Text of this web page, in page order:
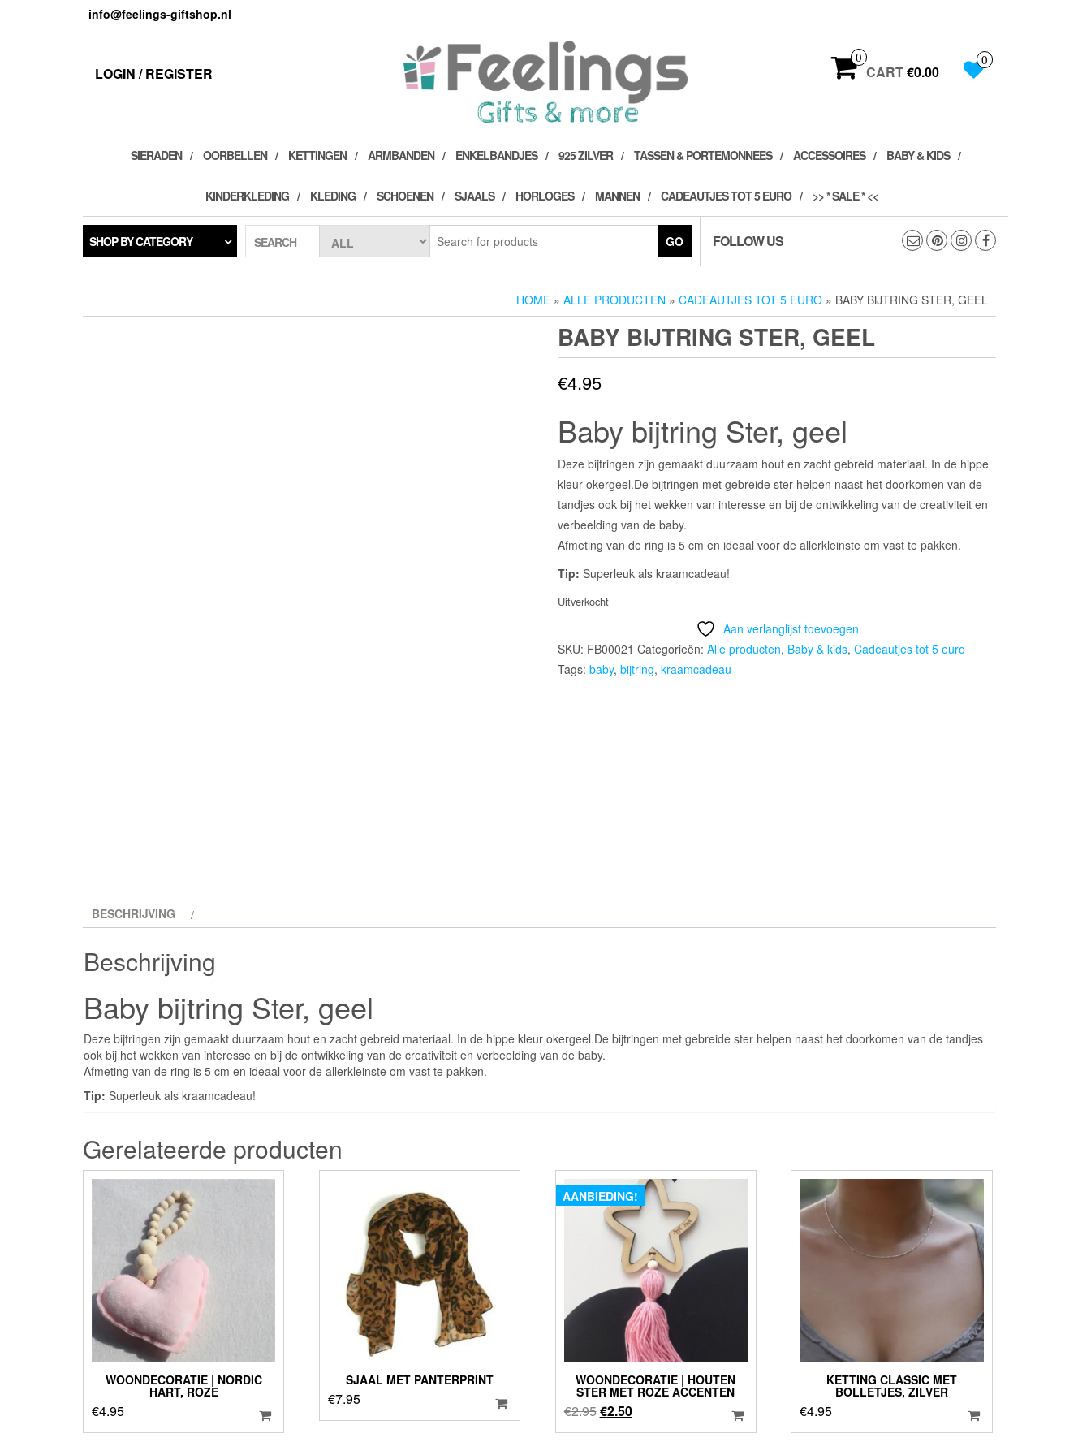
info@feelings-giftshop.nl
LOGIN / REGISTER
0
CART€0.00
0
SIERADEN OORBELLEN KETTINGEN ARMBANDEN ENKELBANDJES 925 ZILVER TASSEN & PORTEMONNEES ACCESSOIRES BABY & KIDS
KINDERKLEDING KLEDING SCHOENEN SJAALS HORLOGES MANNEN CADEAUTJES TOT 5 EURO >> * SALE * <<
SHOP BY CATEGORY SEARCH GO FOLLOW US
HOME » ALLE PRODUCTEN » CADEAUTJES TOT 5 EURO » BABY BIJTRING STER, GEEL
BABY BIJTRING STER, GEEL
€4.95
Baby bijtring Ster, geel
Deze bijtringen zijn gemaakt duurzaam hout en zacht gebreid materiaal. In de hippe
kleur okergeel.De bijtringen met gebreide ster helpen naast het doorkomen van de
tandjes ook bij het wekken van interesse en bij de ontwikkeling van de creativiteit en
verbeelding van de baby.
Afmeting van de ring is 5 cm en ideaal voor de allerkleinste om vast te pakken.
Tip: Superleuk als kraamcadeau!
Uitverkocht
Aan verlanglijst toevoegen
SKU: FB00021 Categorieën: Alle producten, Baby & kids, Cadeautjes tot 5 euro
Tags: baby, bijtring, kraamcadeau
BESCHRIJVING
Beschrijving
Baby bijtring Ster, geel
Deze bijtringen zijn gemaakt duurzaam hout en zacht gebreid materiaal. In de hippe kleur okergeel.De bijtringen met gebreide ster helpen naast het doorkomen van de tandjes
ook bij het wekken van interesse en bij de ontwikkeling van de creativiteit en verbeelding van de baby.
Afmeting van de ring is 5 cm en ideaal voor de allerkleinste om vast te pakken.
Tip: Superleuk als kraamcadeau!
Gerelateerde producten
WOONDECORATIE | NORDIC
HART, ROZE
€4.95
SJAAL MET PANTERPRINT
€7.95
AANBIEDING!
WOONDECORATIE | HOUTEN
STER MET ROZE ACCENTEN
€2.95Oorspronkelijke
prijs
€2.50Huidige
prijs
KETTING CLASSIC MET
BOLLETJES, ZILVER
€4.95